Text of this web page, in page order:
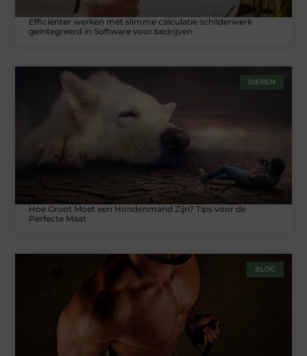
Efficiënter werken met slimme calculatie schilderwerk
geïntegreerd in Software voor bedrijven
DIEREN
Hoe Groot Moet een Hondenmand Zijn? Tips voor de
Perfecte Maat
BLOG